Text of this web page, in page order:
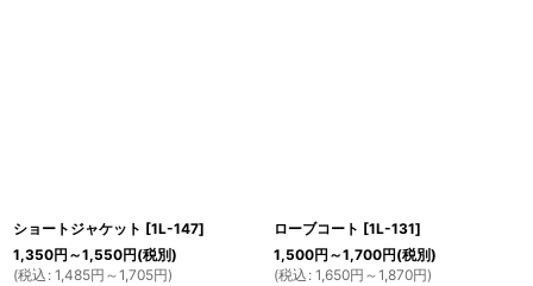
ショートジャケット [1L-147]
1,350円 ～1,550円(税別)
(税込 : 1,485円 ～1,705円)
ローブコート [1L-131]
1,500円 ～1,700円(税別)
(税込 : 1,650円 ～1,870円)